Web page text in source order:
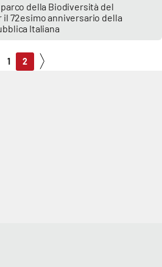
della Biodiversità del
il 72esimo anniversario della
Italiana
1 2